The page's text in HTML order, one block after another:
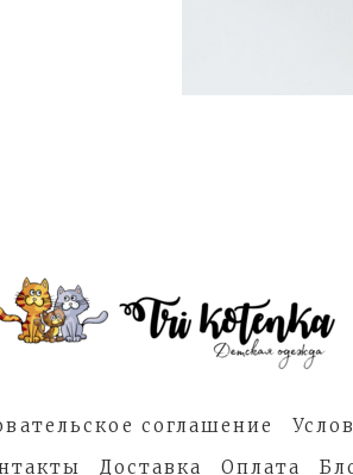
соглашение
Доставка Оплата